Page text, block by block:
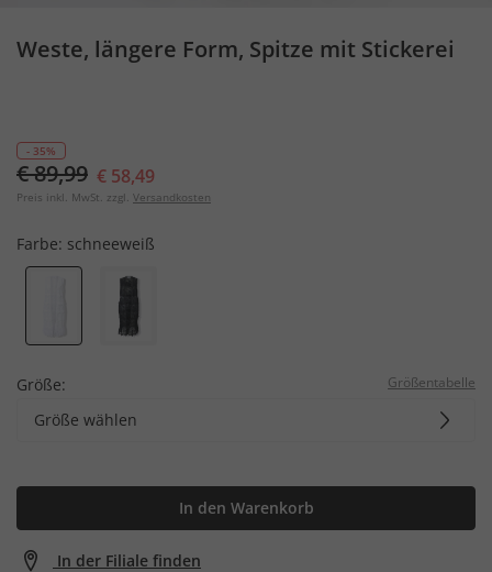
Weste, längere Form, Spitze mit Stickerei
- 35%
€ 89,99 € 58,49
Preis inkl. MwSt. zzgl. Versandkosten
Farbe: schneeweiß
Größe: Größentabelle
Größe wählen
In den Warenkorb
In der Filiale finden